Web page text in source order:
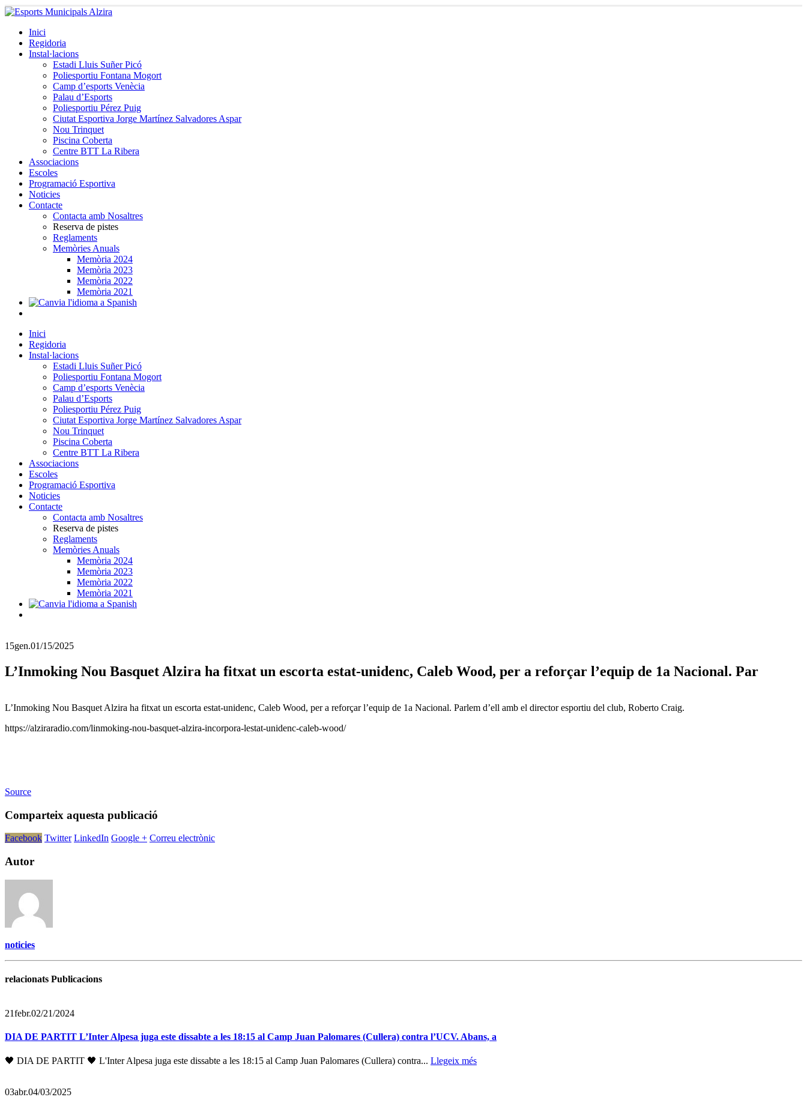
Inici
Regidoria
Instal·lacions
Estadi Lluis Suñer Picó
Poliesportiu Fontana Mogort
Camp d’esports Venècia
Palau d’Esports
Poliesportiu Pérez Puig
Ciutat Esportiva Jorge Martínez Salvadores Aspar
Nou Trinquet
Piscina Coberta
Centre BTT La Ribera
Associacions
Escoles
Programació Esportiva
Noticies
Contacte
Contacta amb Nosaltres
Reserva de pistes
Reglaments
Memòries Anuals
Memòria 2024
Memòria 2023
Memòria 2022
Memòria 2021
Inici
Regidoria
Instal·lacions
Estadi Lluis Suñer Picó
Poliesportiu Fontana Mogort
Camp d’esports Venècia
Palau d’Esports
Poliesportiu Pérez Puig
Ciutat Esportiva Jorge Martínez Salvadores Aspar
Nou Trinquet
Piscina Coberta
Centre BTT La Ribera
Associacions
Escoles
Programació Esportiva
Noticies
Contacte
Contacta amb Nosaltres
Reserva de pistes
Reglaments
Memòries Anuals
Memòria 2024
Memòria 2023
Memòria 2022
Memòria 2021
15gen.01/15/2025
L’Inmoking Nou Basquet Alzira ha fitxat un escorta estat-unidenc, Caleb Wood, per a reforçar l’equip de 1a Nacional. Par
L’Inmoking Nou Basquet Alzira ha fitxat un escorta estat-unidenc, Caleb Wood, per a reforçar l’equip de 1a Nacional. Parlem d’ell amb el director esportiu del club, Roberto Craig.
https://alziraradio.com/linmoking-nou-basquet-alzira-incorpora-lestat-unidenc-caleb-wood/
Source
Comparteix aquesta publicació
Facebook Twitter LinkedIn Google + Correu electrònic
Autor
noticies
relacionats Publicacions
21febr.02/21/2024
DIA DE PARTIT L’Inter Alpesa juga este dissabte a les 18:15 al Camp Juan Palomares (Cullera) contra l’UCV. Abans, a
🖤 DIA DE PARTIT 🖤 L'Inter Alpesa juga este dissabte a les 18:15 al Camp Juan Palomares (Cullera) contra... Llegeix més
03abr.04/03/2025